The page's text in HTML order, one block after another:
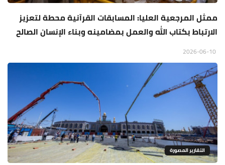
ممثل المرجعية العليا: المسابقات القرآنية محطة لتعزيز
الارتباط بكتاب الله والعمل بمضامينه وبناء الإنسان الصالح
التقارير المصورة